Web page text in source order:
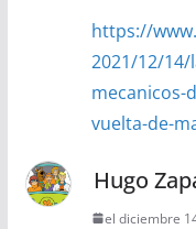
https://
2021/12/14/
mecanicos-
vuelta-de-
Hugo
el diciembre